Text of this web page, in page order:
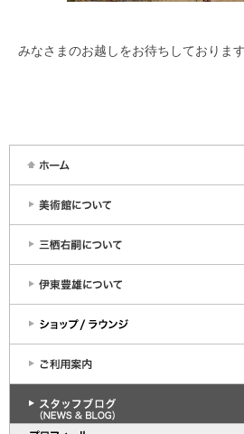
みなさまのお越しをお待ちしております